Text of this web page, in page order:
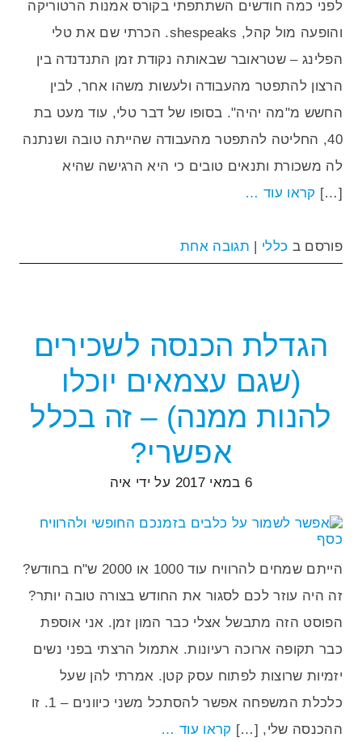
לפני כמה חודשים השתתפתי בקורס אמנות הרטוריקה
והופעה מול קהל, shespeaks. הכרתי שם את טלי
הפלינג – שטראובר שבאותה נקודת זמן התנדנדה בין
הרצון להתפטר מהעבודה ולעשות משהו אחר, לבין
החשש מ"מה יהיה". בסופו של דבר טלי, עוד מעט בת
40, החליטה להתפטר מהעבודה שהייתה טובה ושנתנה
לה משכורת ותנאים טובים כי היא הרגישה שהיא
[…] קראו עוד …
פורסם ב כללי | תגובה אחת
הגדלת הכנסה לשכירים
(שגם עצמאים יוכלו
להנות ממנה) – זה בכלל
אפשרי?
6 במאי 2017 על ידי איה
הייתם שמחים להרוויח עוד 1000 או 2000 ש"ח בחודש?
זה היה עוזר לכם לסגור את החודש בצורה טובה יותר?
הפוסט הזה מתבשל אצלי כבר המון זמן. אני אוספת
כבר תקופה ארוכה רעיונות. אתמול הרצתי בפני נשים
יזמיות שרוצות לפתוח עסק קטן. אמרתי להן שעל
כלכלת המשפחה אפשר להסתכל משני כיוונים – 1. זו
ההכנסה שלי, […] קראו עוד …